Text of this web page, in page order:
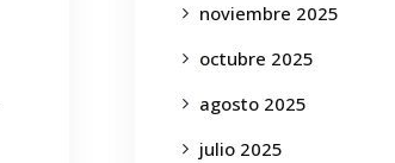
noviembre 2025
octubre 2025
agosto 2025
julio 2025